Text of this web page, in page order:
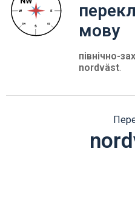
мову
північно-
nordväst.